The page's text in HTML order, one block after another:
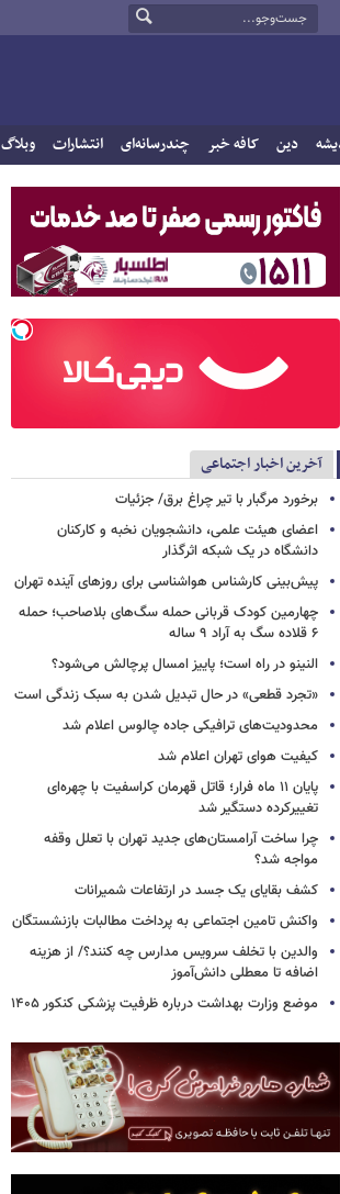
دین کافه خبر چندرسانه‌ای انتشارات وبلاگ
آخرین اخبار اجتماعی
برخورد مرگبار با تیر چراغ برق/ جزئیات
اعضای هیئت علمی، دانشجویان نخبه و کارکنان
دانشگاه در یک شبکه‌ اثرگذار
پیش‌بینی کارشناس هواشناسی برای روزهای آینده تهران
چهارمین کودک قربانی حمله سگ‌های بلاصاحب؛ حمله
۶ قلاده سگ به آراد ۹ ساله
النینو در راه است؛ پاییز امسال پرچالش می‌شود؟
«تجرد قطعی» در حال تبدیل شدن به سبک زندگی است
محدودیت‌های ترافیکی جاده چالوس اعلام شد
کیفیت هوای تهران اعلام شد
پایان ۱۱ ماه فرار؛ قاتل قهرمان کراسفیت با چهره‌ای
تغییرکرده دستگیر شد
چرا ساخت آرامستان‌های جدید تهران با تعلل وقفه
مواجه شد؟
کشف بقایای یک جسد در ارتفاعات شمیرانات
واکنش تامین اجتماعی به پرداخت مطالبات بازنشستگان
والدین با تخلف سرویس مدارس چه کنند؟/ از هزینه
اضافه تا معطلی دانش‌آموز
موضع وزارت بهداشت درباره ظرفیت پزشکی کنکور ۱۴۰۵